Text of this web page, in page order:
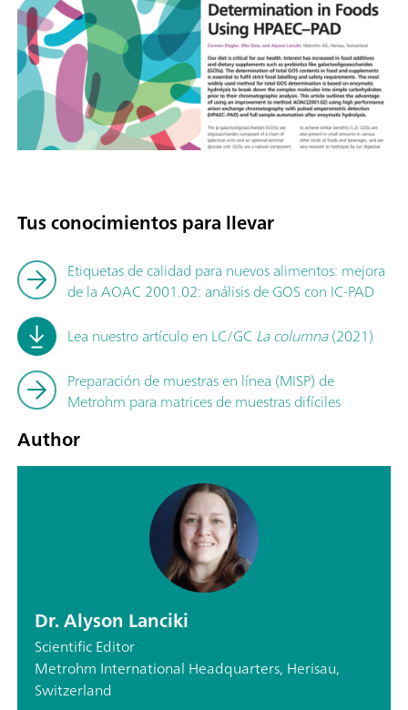
Tus conocimientos para llevar
Etiquetas de calidad para nuevos alimentos: mejora
de la AOAC 2001.02: análisis de GOS con IC-PAD
Lea nuestro artículo en LC/GC La columna(2021)
Preparación de muestras en línea (MISP) de
Metrohm para matrices de muestras difíciles
Author
Dr. Alyson Lanciki
Scientific Editor
Metrohm International Headquarters, Herisau,
Switzerland